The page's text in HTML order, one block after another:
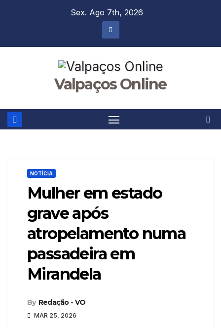
Sex. Ago 7th, 2026
Valpaços Online
NOTÍCIA
Mulher em estado
grave após
atropelamento numa
passadeira em
Mirandela
By Redação - VO
MAR 25, 2026